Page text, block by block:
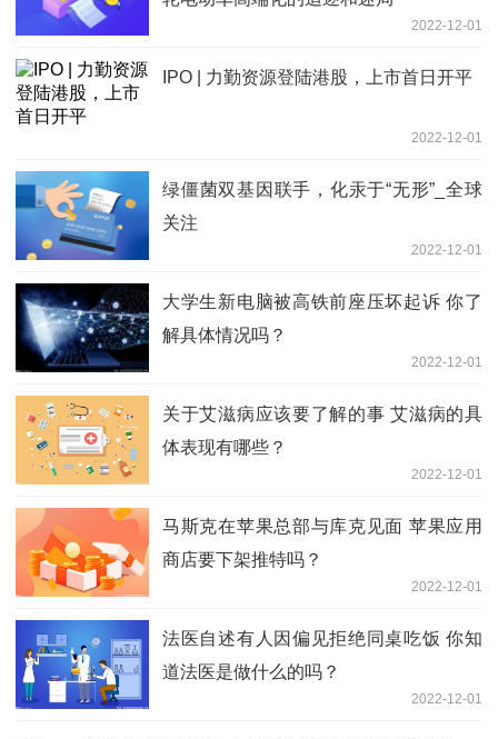
2022-12-01
IPO | 力勤资源登陆港股，上市首日开平
2022-12-01
绿僵菌双基因联手，化汞于“无形”_全球
关注
2022-12-01
大学生新电脑被高铁前座压坏起诉 你了
解具体情况吗？
2022-12-01
关于艾滋病应该要了解的事 艾滋病的具
体表现有哪些？
2022-12-01
马斯克在苹果总部与库克见面 苹果应用
商店要下架推特吗？
2022-12-01
法医自述有人因偏见拒绝同桌吃饭 你知
道法医是做什么的吗？
2022-12-01